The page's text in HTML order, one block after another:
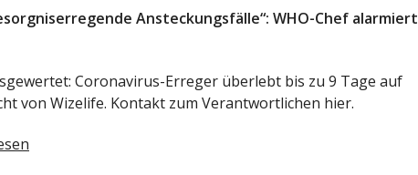
Ansteckungsfälle“: WHO-Chef alarmiert
Coronavirus-Erreger überlebt bis zu 9 Tage auf
von Wizelife. Kontakt zum Verantwortlichen hier.